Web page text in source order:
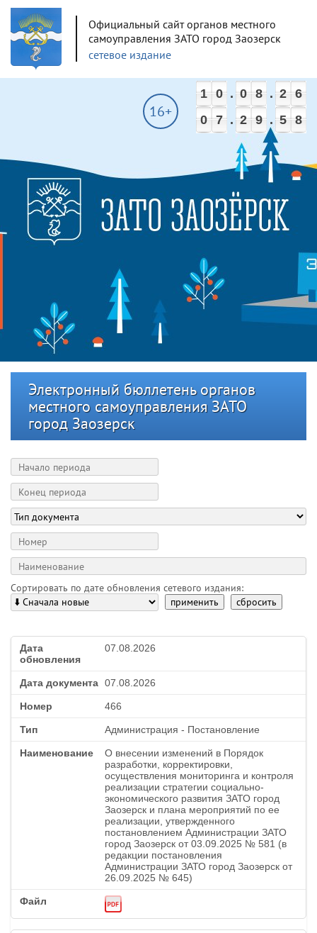
Официальный сайт органов местного
самоуправления ЗАТО город Заозерск
сетевое издание
1 0 . 0 8 . 2 6
0 7 . 2 9 . 5 8
16+
Электронный бюллетень органов
местного самоуправления ЗАТО
город Заозерск
Сортировать по дате обновления сетевого издания:
применить
сбросить
07.08.2026
07.08.2026
466
Администрация - Постановление
О внесении изменений в Порядок
разработки, корректировки,
осуществления мониторинга и контроля
реализации стратегии социально-
экономического развития ЗАТО город
Заозерск и плана мероприятий по ее
реализации, утвержденного
постановлением Администрации ЗАТО
город Заозерск от 03.09.2025 № 581 (в
редакции постановления
Администрации ЗАТО город Заозерск от
26.09.2025 № 645)